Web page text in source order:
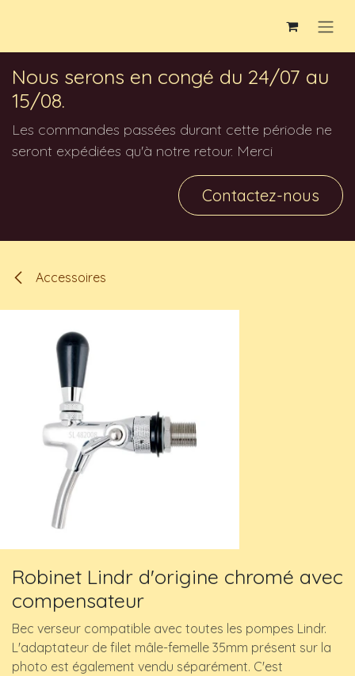
Nous serons en congé du 24/07 au
15/08.
Les commandes passées durant cette période ne
seront expédiées qu'à notre retour. Merci
Contactez-nous
Accessoires
Robinet Lindr d'origine chromé avec
compensateur
Bec verseur compatible avec toutes les pompes Lindr.
L'adaptateur de filet mâle-femelle 35mm présent sur la
photo est également vendu séparément. C'est